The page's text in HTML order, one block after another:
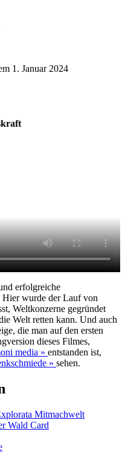
1. Januar 2024
erfolgreiche
Hier wurde der Lauf von
Weltkonzerne gegründet
Welt retten kann. Und auch
die man auf den ersten
dieses Filmes,
media » entstanden ist,
» sehen.